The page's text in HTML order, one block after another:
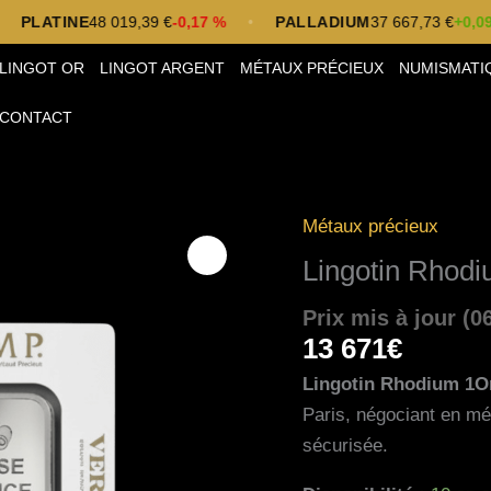
48 019,39 €-0,17 % • PALLADIUM37 667,73 €+0,09 % •
LINGOT OR LINGOT ARGENT MÉTAUX PRÉCIEUX
CONTACT
Métaux précieux
Lingotin
Prix mis à jour
13 671€
Lingotin Rhodium
Paris, négociant en
sécurisée.
quantité
de
Lingotin
Rhodium
1Once